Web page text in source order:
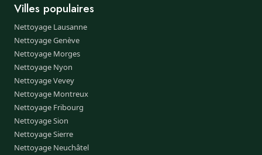
Villes populaires
Nettoyage Lausanne
Nettoyage Genève
Nettoyage Morges
Nettoyage Nyon
Nettoyage Vevey
Nettoyage Montreux
Nettoyage Fribourg
Nettoyage Sion
Nettoyage Sierre
Nettoyage Neuchâtel